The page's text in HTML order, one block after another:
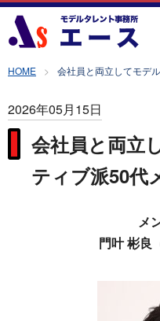
HOME 会社員と両立してモデ
2026年05月15日
会社員と両立
ティブ派50代
メ
門叶 彬良